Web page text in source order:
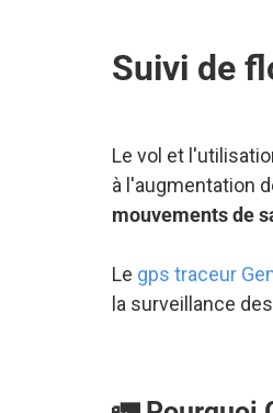
Suivi de
Le vol et
à l'augmentation
mouvements de
Le gps traceur
la surveillance